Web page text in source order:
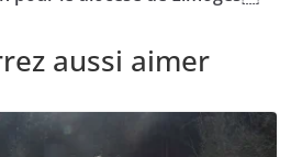
aussi aimer